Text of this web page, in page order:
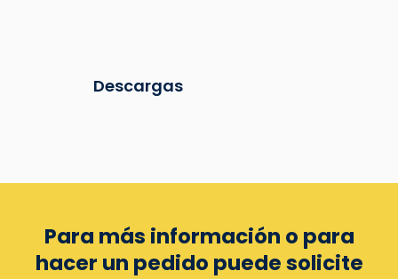
Descargas
Para más información o para
hacer un pedido puedesolicite